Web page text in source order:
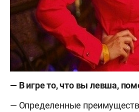
— В игре то, что вы левша,
— Определенные